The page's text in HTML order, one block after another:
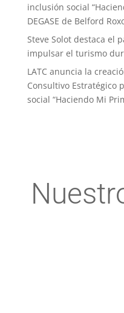
inclusión social
DEGASE de Belford
Steve Solot destaca el
impulsar el turismo
LATC anuncia la
Consultivo Estratégico
social “Haciendo Mi